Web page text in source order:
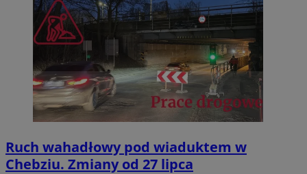
Ruch wahadłowy pod wiaduktem w
Chebziu. Zmiany od 27 lipca